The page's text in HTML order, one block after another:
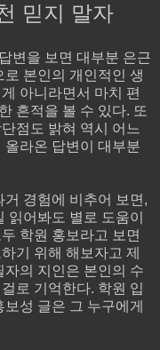
믿지 말자
변을 보면 대부분 은근
본인의 개인적인 생
아니라면서 마치 편
흔적을 볼 수 있다. 또
점도 밝혀 역시 어느
라온 답변이 대부분
경험에 비추어 보면,
어봐도 별로 도움이
학원 홍보라고 보면
기 위해 해보자고 제
의 지인은 본인의 수
로 기억한다. 학원 입
성 글은 그 누구에게